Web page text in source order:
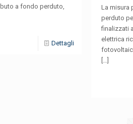
a fondo perduto,
Dettagli
La misura
perduto
finalizzati
elettrica
[…]